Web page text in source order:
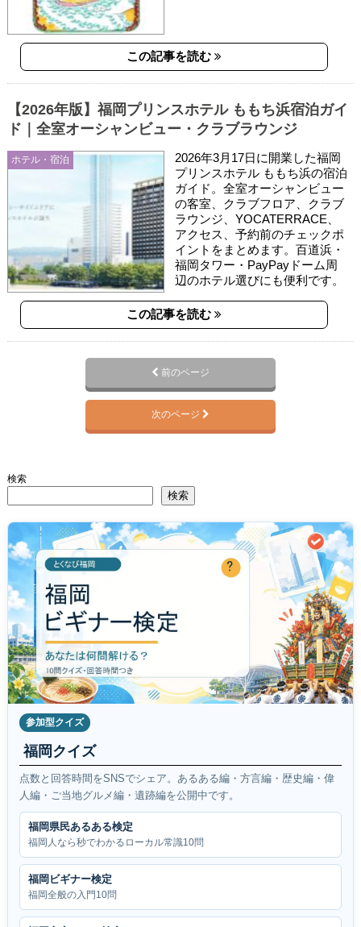
この記事を読む
ホテル・宿泊
【2026年版】福岡プリンスホテル ももち浜宿泊ガイ
ド｜全室オーシャンビュー・クラブラウンジ
2026年3月17日に開業した福岡
プリンスホテル ももち浜の宿泊
ガイド。全室オーシャンビュー
の客室、クラブフロア、クラブ
ラウンジ、YOCATERRACE、
アクセス、予約前のチェックポ
イントをまとめます。百道浜・
福岡タワー・PayPayドーム周
辺のホテル選びにも便利です。
この記事を読む
前のページ
次のページ
検索
検索
参加型クイズ
福岡クイズ
点数と回答時間をSNSでシェア。あるある編・方言編・歴史編・偉
人編・ご当地グルメ編・遺跡編を公開中です。
福岡県民あるある検定
福岡人なら秒でわかるローカル常識10問
福岡ビギナー検定
福岡全般の入門10問